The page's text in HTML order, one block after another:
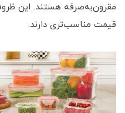
مقرون‌به‌صرفه هستند. این
قیمت مناسب‌تری دارند.